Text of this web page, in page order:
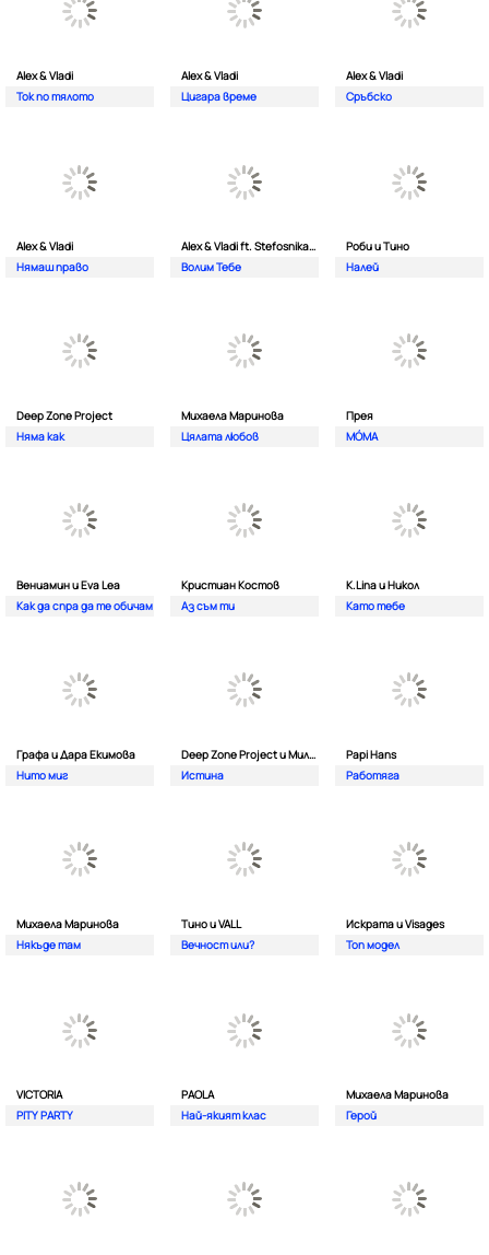
Alex & Vladi
Ток по тялото
Alex & Vladi
Цигара време
Alex & Vladi
Сръбско
Alex & Vladi
Нямаш право
Alex & Vladi ft. Stefosnikat Ot Nos
Волим Тебе
Роби и Тино
Налей
Deep Zone Project
Няма как
Михаела Маринова
Цялата любов
Прея
MÓMA
Вениамин и Eva Lea
Как да спра да те обичам
Кристиан Костов
Аз съм ти
K.Lina и Никол
Като тебе
Графа и Дара Екимова
Нито миг
Deep Zone Project и Милена
Истина
Papi Hans
Работяга
Михаела Маринова
Някъде там
Тино и VALL
Вечност или?
Искрата и Visages
Топ модел
VICTORIA
PITY PARTY
PAOLA
Най-якият клас
Михаела Маринова
Герой